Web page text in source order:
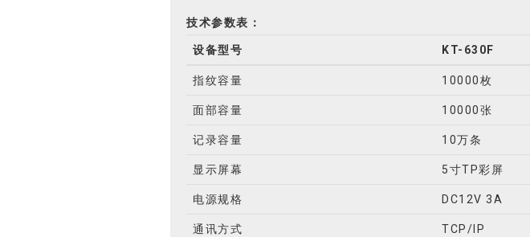
技术参数表：
设备型号 KT-630F
指纹容量 10000枚
面部容量 10000张
记录容量 10万条
显示屏幕 5寸TP彩屏
电源规格 DC12V 3A
通讯方式 TCP/IP